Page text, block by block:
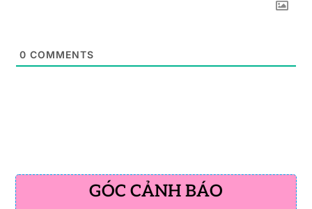
0 COMMENTS
GÓC CẢNH BÁO